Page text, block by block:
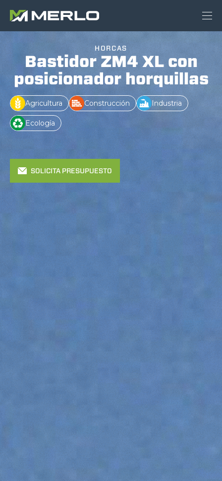
HORCAS
Bastidor ZM4 XL con
posicionador horquillas
Agricultura Construcción Industria
Ecología
SOLICITA PRESUPUESTO